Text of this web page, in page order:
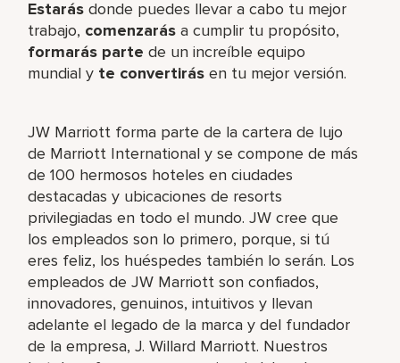
Estarás donde puedes llevar a cabo tu mejor
trabajo,​ comenzarás a cumplir tu propósito,
formarás parte de un increíble​ equipo
mundial y te convertirás en tu mejor versión.
JW Marriott forma parte de la cartera de lujo
de Marriott International y se compone de más
de 100 hermosos hoteles en ciudades
destacadas y ubicaciones de resorts
privilegiadas en todo el mundo. JW cree que
los empleados son lo primero, porque, si tú
eres feliz, los huéspedes también lo serán. Los
empleados de JW Marriott son confiados,
innovadores, genuinos, intuitivos y llevan
adelante el legado de la marca y del fundador
de la empresa, J. Willard Marriott. Nuestros